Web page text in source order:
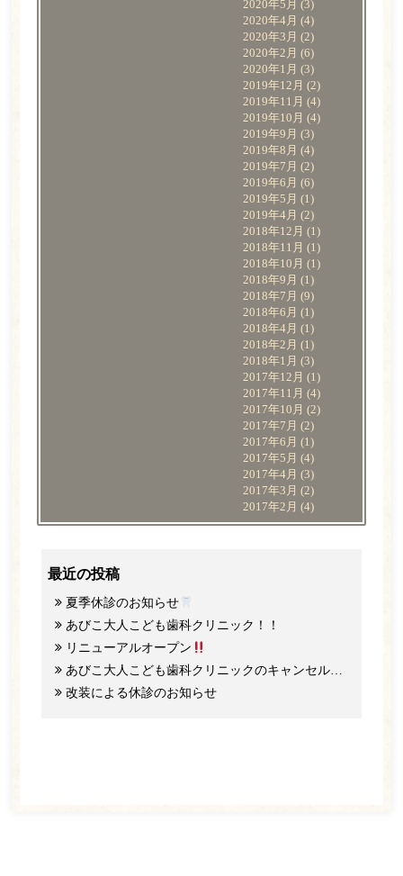
2020年5月 (3)
2020年4月 (4)
2020年3月 (2)
2020年2月 (6)
2020年1月 (3)
2019年12月 (2)
2019年11月 (4)
2019年10月 (4)
2019年9月 (3)
2019年8月 (4)
2019年7月 (2)
2019年6月 (6)
2019年5月 (1)
2019年4月 (2)
2018年12月 (1)
2018年11月 (1)
2018年10月 (1)
2018年9月 (1)
2018年7月 (9)
2018年6月 (1)
2018年4月 (1)
2018年2月 (1)
2018年1月 (3)
2017年12月 (1)
2017年11月 (4)
2017年10月 (2)
2017年7月 (2)
2017年6月 (1)
2017年5月 (4)
2017年4月 (3)
2017年3月 (2)
2017年2月 (4)
最近の投稿
夏季休診のお知らせ
あびこ大人こども歯科クリニック！！
リニューアルオープン
あびこ大人こども歯科クリニックのキャンセル料と予約のご協力について
改装による休診のお知らせ